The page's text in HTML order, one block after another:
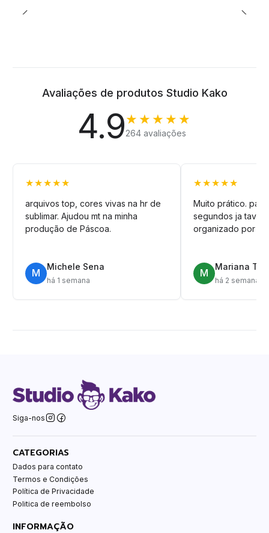
Avaliações de produtos Studio Kako
4.9★★★★★
264 avaliações
★★★★★
arquivos top, cores vivas na hr de
sublimar. Ajudou mt na minha
produção de Páscoa.
M
Michele Sena
há 1 semana
★★★★★
Muito prático.
segundos ja tava
organizado por
M
Mariana T.
há 2 semanas
Siga-nos
CATEGORIAS
Dados para contato
Termos e Condições
Política de Privacidade
Politica de reembolso
INFORMAÇÃO